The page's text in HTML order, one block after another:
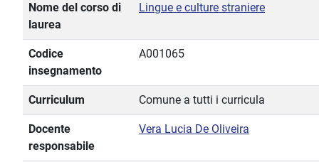
Nome del corso di
laurea
Lingue e culture straniere
Codice
insegnamento
A001065
Curriculum Comune a tutti i curricula
Docente
responsabile
Vera Lucia De Oliveira